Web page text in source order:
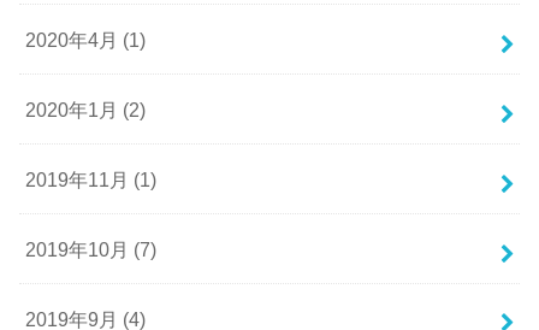
2020年4月 (1)
2020年1月 (2)
2019年11月 (1)
2019年10月 (7)
2019年9月 (4)